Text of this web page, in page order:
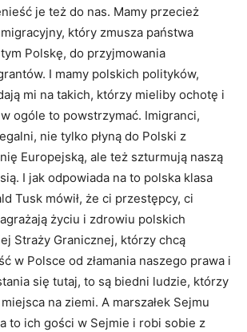
je też do nas. Mamy przecież
który zmusza państwa
Polskę, do przyjmowania
I mamy polskich polityków,
mi na takich, którzy mieliby ochotę i
ogóle to powstrzymać. Imigranci,
nie tylko płyną do Polski z
Europejską, ale też szturmują naszą
I jak odpowiada na to polska klasa
Tusk mówił, że ci przestępcy, ci
życiu i zdrowiu polskich
Straży Granicznej, którzy chcą
w Polsce od złamania naszego prawa i
się tutaj, to są biedni ludzie, którzy
na ziemi. A marszałek Sejmu
to ich gości w Sejmie i robi sobie z